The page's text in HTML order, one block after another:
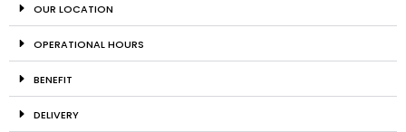
OUR LOCATION
OPERATIONAL HOURS
BENEFIT
DELIVERY